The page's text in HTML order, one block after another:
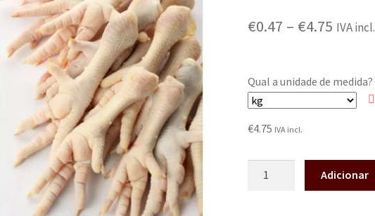
€0.47 – €4.75 IVA incl.
Qual a unidade de medida?
€4.75 IVA incl.
Adicionar